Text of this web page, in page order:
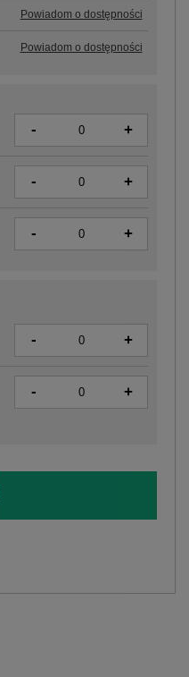
- +
- +
- +
- +
- +
Powiadom o dostępności
Powiadom o dostępności